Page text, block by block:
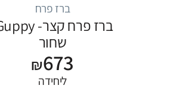
ברז פרח
שחור
₪673
ליחידה